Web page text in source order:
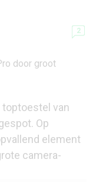
2
toptoestel van
Op
element
camera-